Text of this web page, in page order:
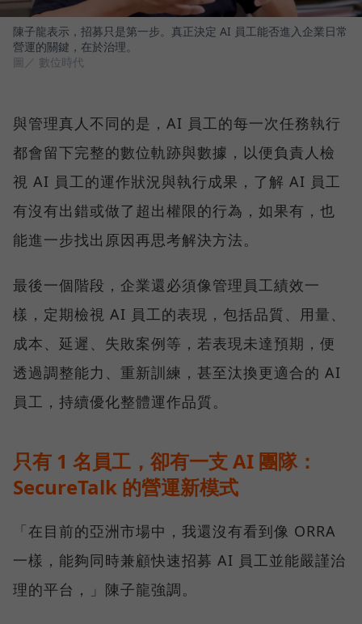
陳子龍表示，招募只是第一步。真正決定 AI 員工能否進入企業日常
營運的關鍵，在於治理。
圖／ 數位時代
與管理真人不同的是，AI 員工的每一次任務執行
都會留下完整的數位軌跡與數據，以便負責人檢
視 AI 員工的運作狀況與執行成果，了解 AI 員工
有沒有出錯或做了超出權限的行為，如果有，也
能進一步找出原因再思考解決方法。
最後一個階段，企業還必須像管理員工績效一
樣，定期檢視 AI 員工的表現，包括品質、用量、
成本、延遲、失敗案例等，若表現未達預期，便
透過調整能力、重新訓練，甚至汰換更適合的 AI
員工，持續優化整體運作品質。
只有 1 名員工，卻有一支 AI 團隊：
SecureTalk 的營運新模式
「在目前的亞洲市場中，我還沒有看到像 ORRA
一樣，能夠同時兼顧快速招募 AI 員工並能嚴謹治
理的平台，」陳子龍強調。